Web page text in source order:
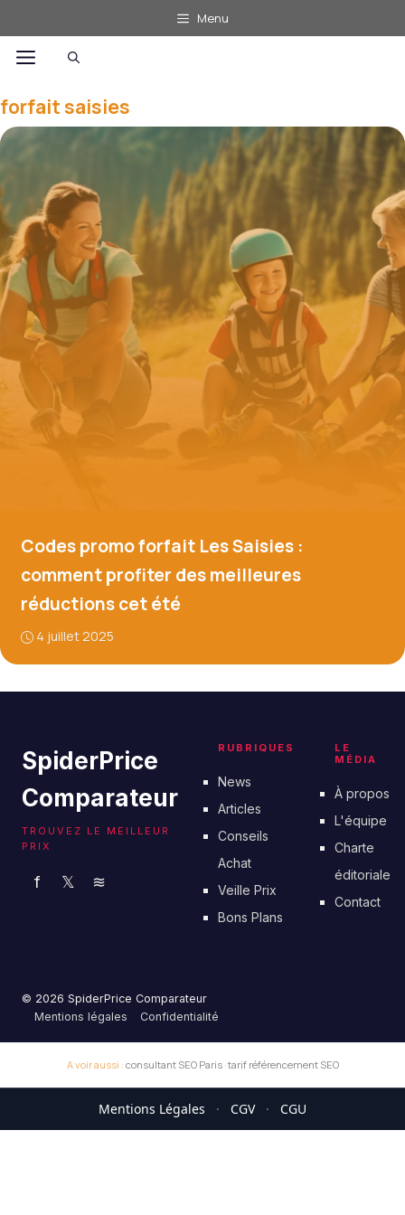
au
contenu
Menu
Menu
forfait saisies
Codes promo forfait Les Saisies :
comment profiter des meilleures
réductions cet été
4 juillet 2025
SpiderPrice
Comparateur
TROUVEZ LE MEILLEUR
PRIX
f 𝕏 ≋
RUBRIQUES
News
Articles
Conseils
Achat
Veille Prix
Bons Plans
LE
MÉDIA
À propos
L'équipe
Charte
éditoriale
Contact
© 2026 SpiderPrice Comparateur
Mentions légales
Confidentialité
A voir aussi : consultant SEO Paris·tarif référencement SEO
Mentions Légales · CGV · CGU